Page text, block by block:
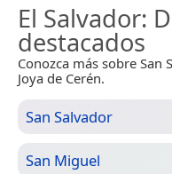
El Salvador:
destacados
Conozca más sobre San
Joya de Cerén.
San Salvador
San Miguel